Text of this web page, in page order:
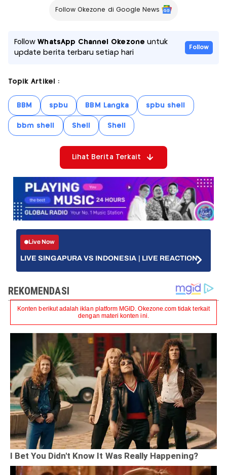
Follow Okezone di Google News
FollowWhatsApp Channel Okezone untuk
update berita terbaru setiap hari
Follow
Topik Artikel :
BBM spbu BBM Langka spbu shell
bbm shell Shell Shell
Lihat Berita Terkait
Live Now
LIVE SINGAPURA VS INDONESIA | LIVE REACTION